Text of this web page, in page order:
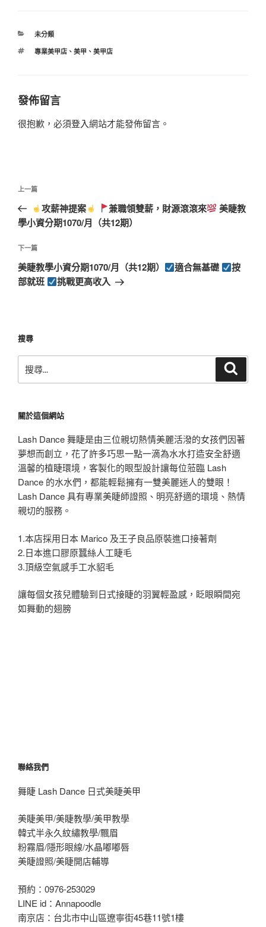
分
未分類
標
專業美甲店、 美甲 、 美甲店
發佈留言
很抱歉，必須登入網站才能發佈留言。
文
導
覽
上
一
篇
章
上一篇
攻薪神提案 兼職領雙薪，財源滾滾來
美睫教
學小資分期1070/月（共12期）
下
一
篇
下一篇
美睫教學小資分期1070/月（共12期） 適合無基礎
按
部就班
挑戰更高收入
搜尋
尋
字:
關於這個網站
Lash Dance 舞睫是由三位親切熱情美麗活潑的女孩們因著
夢想而創立，花了許多巧思一點一滴為水水打造安全舒適
溫馨的植睫環境，客製化的眼型設計讓每位蒞臨 Lash
Dance 的水水們，都能輕鬆擁有一雙美麗迷人的雙眼！
Lash Dance 具有專業美睫師證照、明亮舒適的環境、熱情
親切的服務。
1.本店採用日本 Marico 及王子良品原裝進口接著劑
2.日本進口膠原蠶絲人工睫毛
3.頂級空氣感手工水貂毛
讓每個女孩兒體驗到日式接睫的羽翼輕盈感，眨眼瞬間宛
如舞動的翅膀
聯絡我們
舞睫 Lash Dance 日式美睫美甲
美睫美甲/美睫教學/美甲教學
韓式半永久紋繡教學/飄眉
粉霧眉/隱形眼線/水晶嘟嘟唇
美睫證照/美睫開店輔導
預約：0976-253029
LINE id：Annapoodle
南京店：台北市中山區遼寧街45巷11號1樓